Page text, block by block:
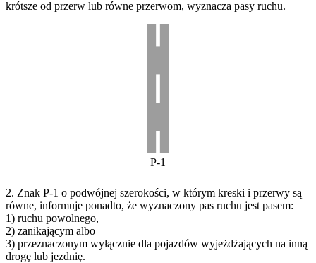
krótsze od przerw lub równe przerwom, wyznacza pasy ruchu.
P-1
2. Znak P-1 o podwójnej szerokości, w którym kreski i przerwy są
równe, informuje ponadto, że wyznaczony pas ruchu jest pasem:
1) ruchu powolnego,
2) zanikającym albo
3) przeznaczonym wyłącznie dla pojazdów wyjeżdżających na inną
drogę lub jezdnię.